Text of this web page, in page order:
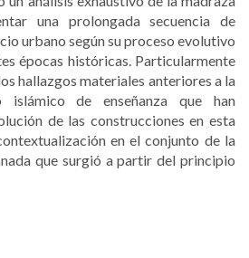
una prolongada secuencia de
urbano según su proceso evolutivo
épocas históricas. Particularmente
hallazgos materiales anteriores a la
islámico de enseñanza que han
de las construcciones en esta
en el conjunto de la
que surgió a partir del principio